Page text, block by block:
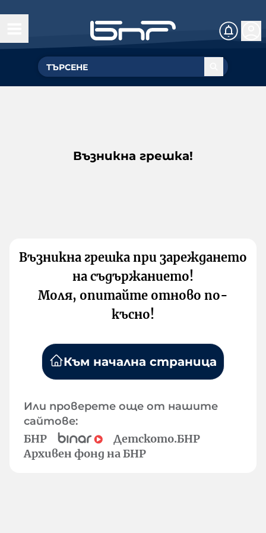
Възникна грешка!
Възникна грешка при зареждането
на съдържанието!
Моля, опитайте отново по-
късно!
Към начална страница
Или проверете още от нашите
сайтове:
БНР
Детското.БНР
Архивен фонд на БНР